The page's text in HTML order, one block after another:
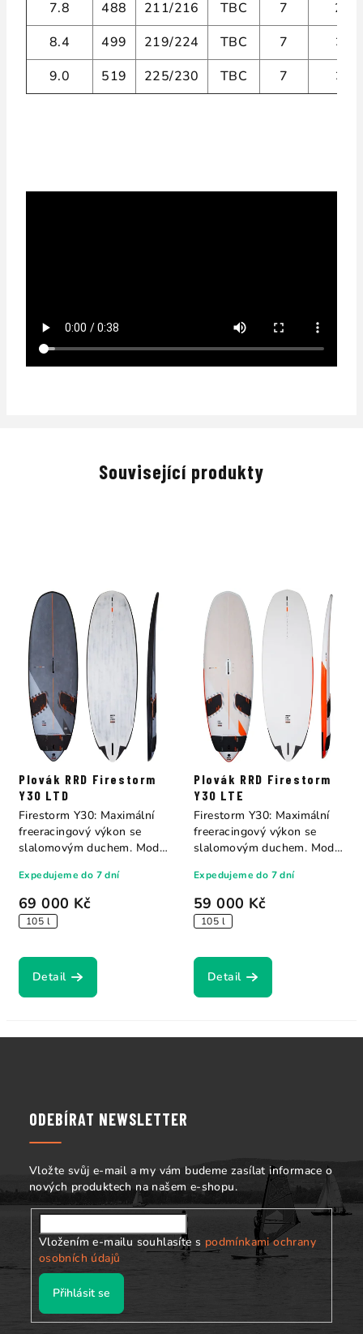
7.8 488 211/216 TBC 7
2
8.4
499 219/224 TBC 7 2
9.0 519 225/230 TBC 7 2
Související produkty
Plovák RRD Firestorm
Y30 LTD
69 000 Kč
105 l
Expedujeme do 7 dní
Detail
Firestorm Y30: Maximální
freeracingový výkon se
slalomovým duchem. Model
Plovák RRD Firestorm
Y30 LTE
59 000 Kč
105 l
Expedujeme do 7 dní
Detail
Firestorm Y30: Maximální
freeracingový výkon se
slalomovým duchem. Model
ODEBÍRAT NEWSLETTER
Vložte svůj e-mail a my vám budeme zasílat informace o
nových produktech na našem e-shopu.
Vložením e-mailu souhlasíte s podmínkami ochrany
osobních údajů
Přihlásit se